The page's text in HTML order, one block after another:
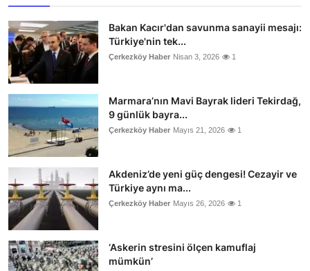
Bakan Kacır'dan savunma sanayii mesajı:
Türkiye'nin tek...
Çerkezköy Haber Nisan 3, 2026 1
Marmara’nın Mavi Bayrak lideri Tekirdağ,
9 günlük bayra...
Çerkezköy Haber Mayıs 21, 2026 1
Akdeniz’de yeni güç dengesi! Cezayir ve
Türkiye aynı ma...
Çerkezköy Haber Mayıs 26, 2026 1
‘Askerin stresini ölçen kamuflaj
mümkün’